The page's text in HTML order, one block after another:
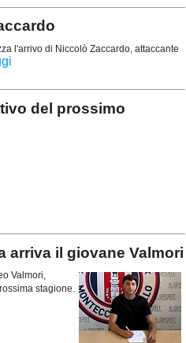
l'arrivo di Niccolò Zaccardo, attaccante
del prossimo
arriva il giovane Valmori
Valmori,
stagione.